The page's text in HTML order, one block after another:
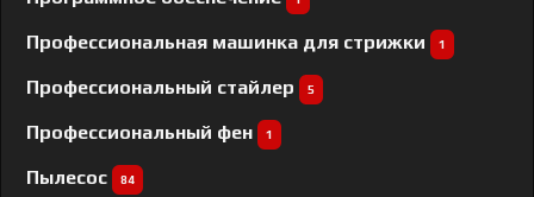
Профессиональная машинка для стрижки 1
Профессиональный cтайлер 5
Профессиональный фен 1
Пылесос 84